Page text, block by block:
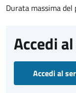
Durata massima
Accedi
Accedi al